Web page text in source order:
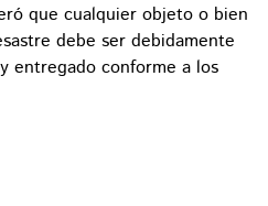
que cualquier objeto o bien
debe ser debidamente
entregado conforme a los